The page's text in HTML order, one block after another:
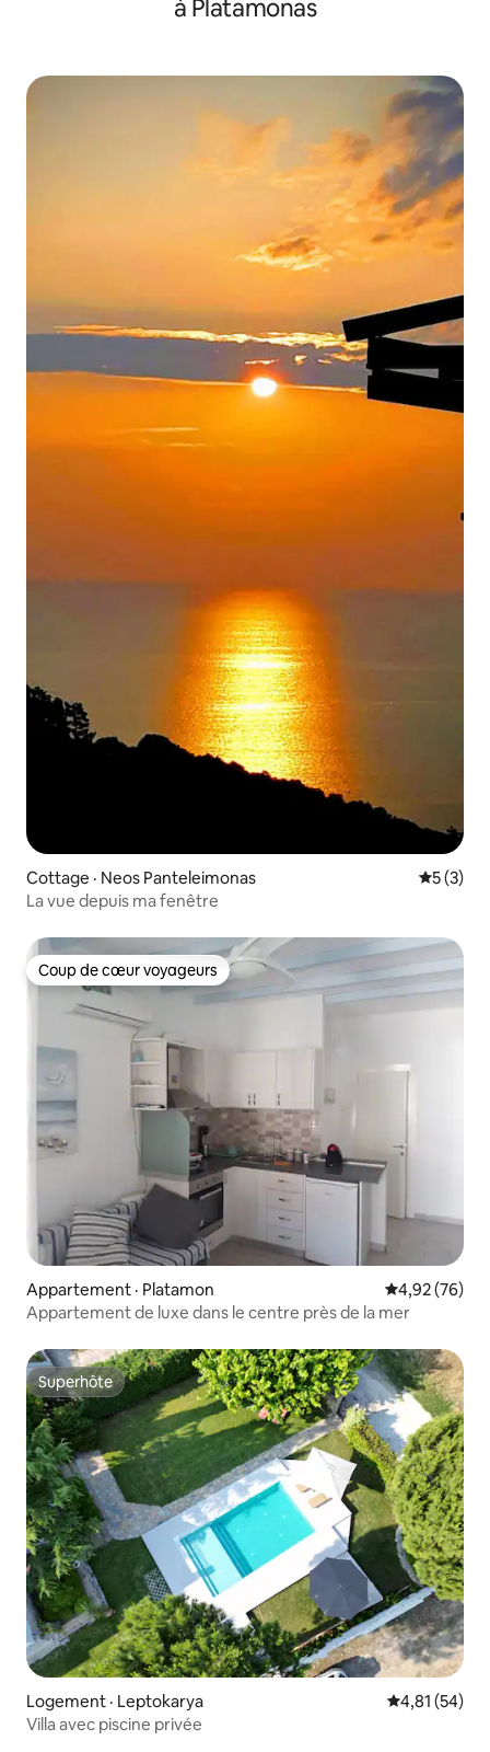
à Platamonas
Cottage · Neos Panteleimonas Note
5 (3)
La vue depuis ma fenêtre
Coup de cœur voyageurs
Coup de cœur voyageurs
Appartement · Platamon Note
4,92 (76)
Appartement de luxe dans le centre près de la mer
Superhôte
Superhôte
Logement · Leptokarya Note
4,81 (54)
Villa avec piscine privée